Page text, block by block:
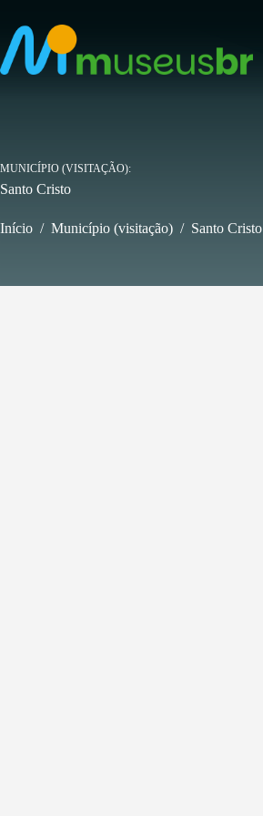
para
conteúdo
MUNICÍPIO (VISITAÇÃO)
Santo Cristo
Início / Município (visitação) / Santo Cristo